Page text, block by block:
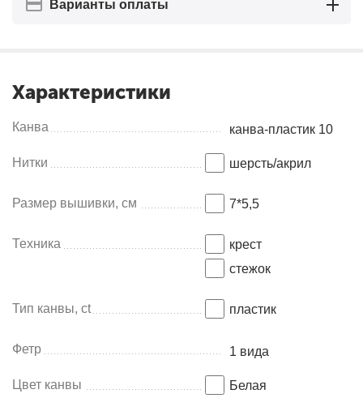
Варианты оплаты
Характеристики
Канва канва-пластик 10
Нитки шерсть/акрил
Размер вышивки, см 7*5,5
Техника
крест
стежок
Тип канвы, ct пластик
Фетр 1 вида
Цвет канвы Белая